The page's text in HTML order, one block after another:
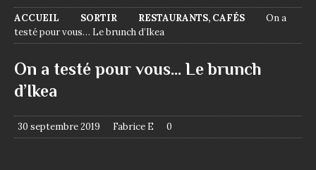
ACCUEIL SORTIR RESTAURANTS, CAFÉS
On a
testé pour vous… Le brunch d’Ikea
On a testé pour vous… Le brunch
d’Ikea
30 septembre 2019 Fabrice E 0